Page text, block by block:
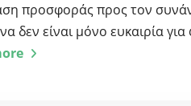
προσφοράς προς τον
δεν είναι μόνο ευκαιρία